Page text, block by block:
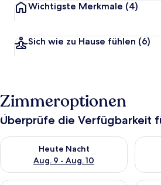
Wichtigste Merkmale (4)
Sich wie zu Hause fühlen (6)
Zimmeroptionen
Überprüfe die Verfügbarkeit
Heute Nacht
Aug. 9 - Aug. 10
Überprüfe die Verfügbarkeit für